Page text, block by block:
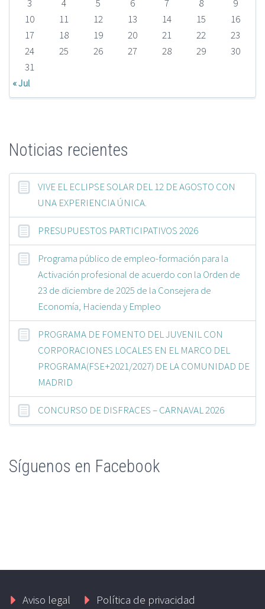
3 4 5 6 7 8
9
10
11 12 13 14 15
16
17
18 19 20 21 22
23
24
25 26 27 28 29
30
31
« Jul
Noticias recientes
VIVE EL ECLIPSE SOLAR DEL 12 DE AGOSTO CON
UNA EXPERIENCIA ÚNICA.
PRESUPUESTOS PARTICIPATIVOS 2026
Programa público de empleo-formación para la
Activación profesional de acuerdo con la Orden de
23 de diciembre de 2025 de la Consejera de
Economía, Hacienda y Empleo
PROGRAMA DE FOMENTO DEL JUVENIL CON
CORPORACIONES LOCALES EN EL MARCO DEL
PROGRAMA(FSE+2021/2027) DE LA COMUNIDAD DE
MADRID
CONCURSO DE DISFRACES – CARNAVAL 2026
Síguenos en Facebook
Aviso legal
Política de privacidad